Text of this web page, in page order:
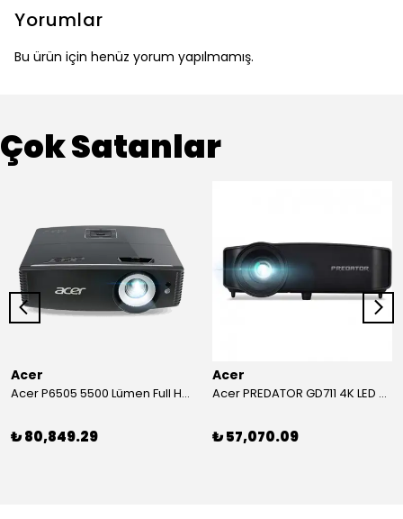
Yorumlar
Bu ürün için henüz yorum yapılmamış.
Çok Satanlar
Acer
Acer P6505 5500 Lümen Full HD Toplantı Odası Projeksiyonu
₺ 80,849.29
Acer
Acer PREDATOR GD711 4K LED Projeksiyon
₺ 57,070.09